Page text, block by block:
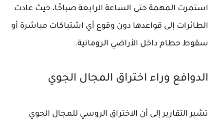
استمرت المهمة حتى الساعة الرابعة صباحًا، حيث عادت
الطائرات إلى قواعدها دون وقوع أي اشتباكات مباشرة أو
سقوط حطام داخل الأراضي الرومانية.
الدوافع وراء اختراق المجال الجوي
تشير التقارير إلى أن الاختراق الروسي للمجال الجوي